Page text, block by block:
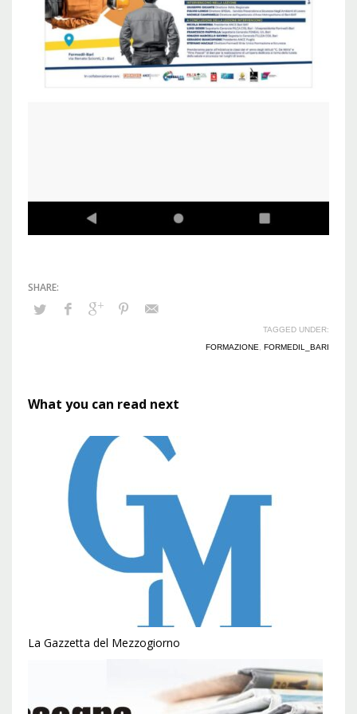
TAGGED UNDER:
FORMAZIONE
FORMEDIL_BARI
What you can read next
La Gazzetta del Mezzogiorno